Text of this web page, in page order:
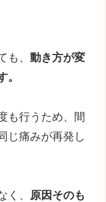
も、動き方が変
。
も行うため、間
じ痛みが再発し
く、 原因そのも